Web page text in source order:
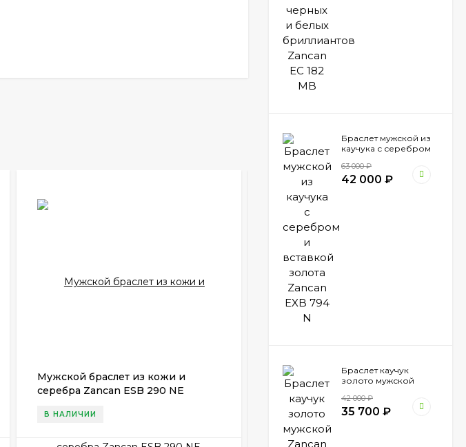
Мужской браслет из кожи и
серебра Zancan ESB 290 NE
В НАЛИЧИИ
Браслет мужской каучук серебро
Zancan ESB 006 N
В НАЛИЧИИ
Браслет мужской из
каучука с серебром
Zancan EXB 794 N
63 000₽
42 000 ₽
Браслет каучук
золото мужской
42 000₽
35 700 ₽